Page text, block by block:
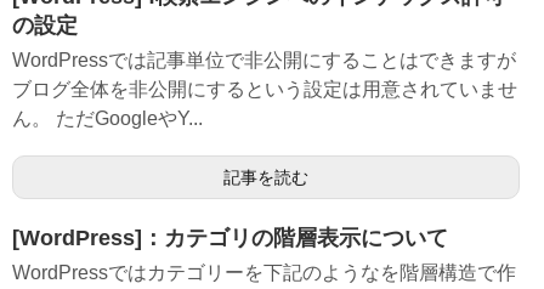
の設定
WordPressでは記事単位で非公開にすることはできますが
ブログ全体を非公開にするという設定は用意されていませ
ん。 ただGoogleやY...
記事を読む
[WordPress]：カテゴリの階層表示について
WordPressではカテゴリーを下記のようなを階層構造で作